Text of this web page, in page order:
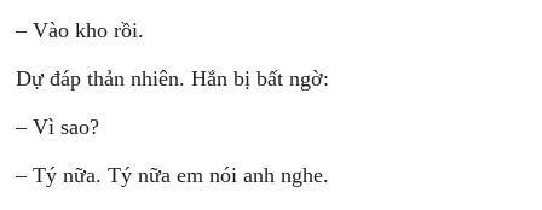
– Vào kho rồi.
Dự đáp thản nhiên. Hắn bị bất ngờ:
– Vì sao?
– Tý nữa. Tý nữa em nói anh nghe.